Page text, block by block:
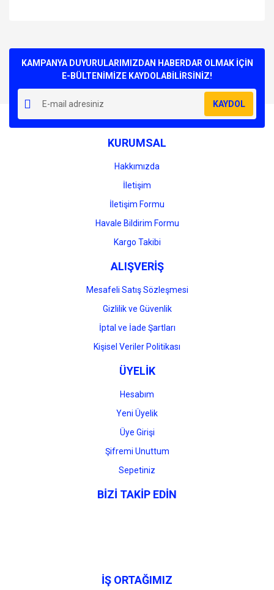
Yorum Yaz
kullanarak tarafımıza iletebilirsiniz.
Görüş ve önerileriniz için teşekkür ederiz.
Ürün resmi kalitesiz, bozuk veya görüntülenemiyor.
Ürün açıklamasında eksik bilgiler bulunuyor.
Ürün bilgilerinde hatalar bulunuyor.
Ürün fiyatı diğer sitelerden daha pahalı.
Gönder
KAMPANYA DUYURULARIMIZDAN HABERDAR OLMAK İÇİN
E-BÜLTENİMİZE KAYDOLABİLİRSİNİZ!
KAYDOL
KURUMSAL
Hakkımızda
İletişim
İletişim Formu
Havale Bildirim Formu
Kargo Takibi
ALIŞVERİŞ
Mesafeli Satış Sözleşmesi
Gizlilik ve Güvenlik
İptal ve İade Şartları
Kişisel Veriler Politikası
ÜYELİK
Hesabım
Yeni Üyelik
Üye Girişi
Şifremi Unuttum
Sepetiniz
BİZİ TAKİP EDİN
İŞ ORTAĞIMIZ